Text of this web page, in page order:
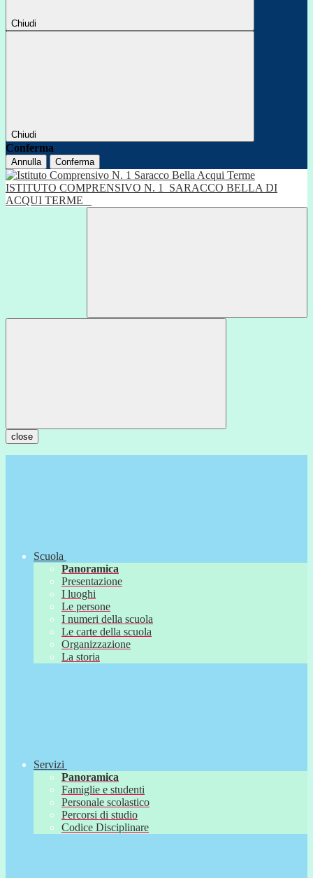
Chiudi
Chiudi
Conferma
Annulla Conferma
ISTITUTO COMPRENSIVO N. 1
SARACCO BELLA DI
ACQUI TERME
close
Scuola
Panoramica
Presentazione
I luoghi
Le persone
I numeri della scuola
Le carte della scuola
Organizzazione
La storia
Servizi
Panoramica
Famiglie e studenti
Personale scolastico
Percorsi di studio
Codice Disciplinare